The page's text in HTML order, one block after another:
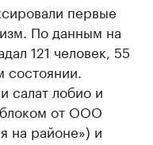
первые
По данным на
121 человек, 55
состоянии.
салат лобио и
от ООО
на районе») и